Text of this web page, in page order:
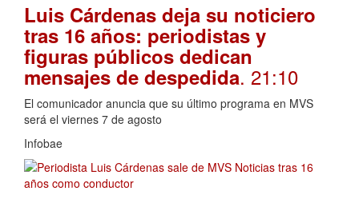
Luis Cárdenas deja su noticiero
tras 16 años: periodistas y
figuras públicos dedican
mensajes de despedida. 21:10
El comunicador anuncia que su último programa en MVS
será el viernes 7 de agosto
Infobae